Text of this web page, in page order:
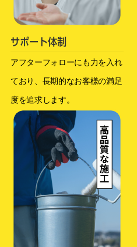
サポート体制
アフターフォローにも力を入れ
ており、長期的なお客様の満足
度を追求します。